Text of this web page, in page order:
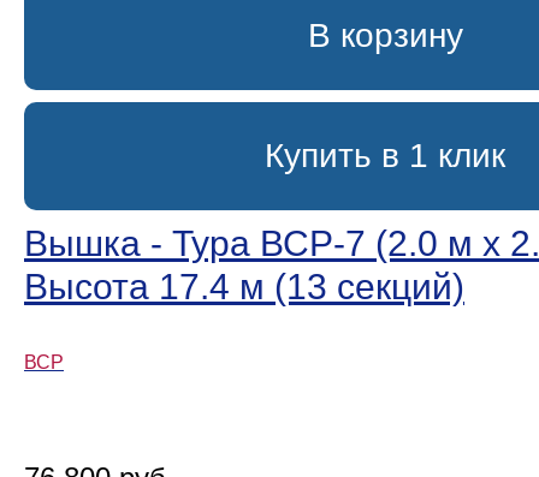
В корзину
Купить в 1 клик
Вышка - Тура ВСР-7 (2.0 м х
Высота 17.4 м (13 секций)
ВСР